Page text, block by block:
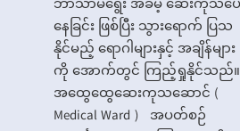
ဘာသာမရွေး အခမဲ့ ဆေးကုသပေ
နေခြင်း ဖြစ်ပြီး သွားရောက် ပြသ
နိုင်မည့် ရောဂါများနှင့် အချိန်များ
ကို အောက်တွင် ကြည့်ရှုနိုင်သည်။
အထွေထွေဆေးကုသဆောင် (
Medical Ward ) အပတ်စဉ်